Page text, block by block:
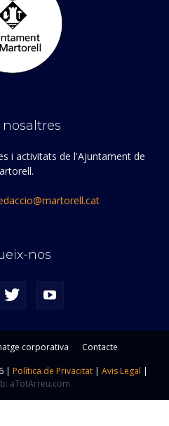
nosaltres
i activitats de l'Ajuntament de
nos
corporativa
Contacte
| Política de Privacitat | Avis Legal |
aTotArreu.com